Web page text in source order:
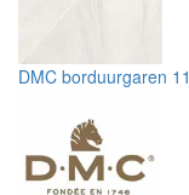
DMC borduurgaren 11